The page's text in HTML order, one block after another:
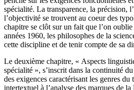
spécialité. La transparence, la précision,
l’objectivité se trouvent au coeur des
chapitre se clôt sur un fait que l’on
années 1960, les philosophes de la
cette discipline et de tenir compte de sa
Le deuxième chapitre, « Aspects
spécialité », s’inscrit dans la continuité
des exigences caractérisant les genres du
intertextuel à l’analyse des marques de